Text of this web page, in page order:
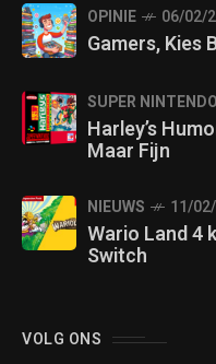
OPINIE 06/02/
Gamers, Kies
SUPER NINTENDO
Harley’s
Maar Fijn
NIEUWS 11/
Wario Land 4
Switch
VOLG ONS